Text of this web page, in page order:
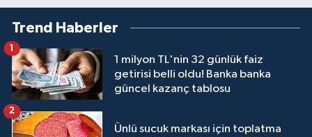
Trend Haberler
1 milyon TL'nin 32 günlük faiz
getirisi belli oldu! Banka banka
güncel kazanç tablosu
1
Ünlü sucuk markası için toplatma
2